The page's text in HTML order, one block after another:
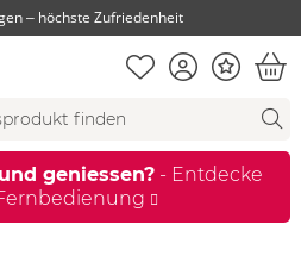
‒ höchste Zufriedenheit
Merkliste
KontoBonus
geniessen? - Entdecke